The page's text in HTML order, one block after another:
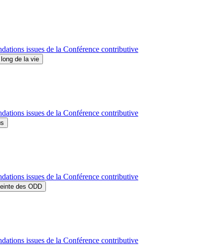
issues de la Conférence contributive
de la vie
issues de la Conférence contributive
issues de la Conférence contributive
des ODD
issues de la Conférence contributive